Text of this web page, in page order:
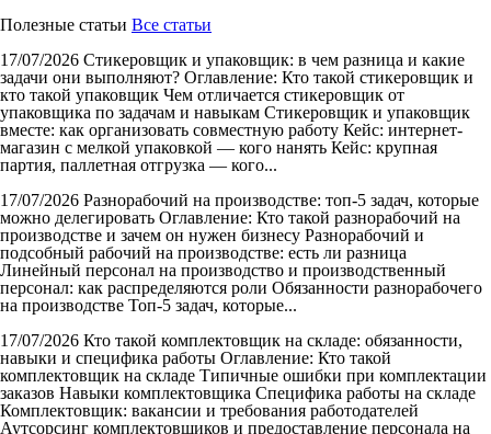
Полезные статьи Все статьи
17/07/2026 Стикеровщик и упаковщик: в чем разница и какие
задачи они выполняют? Оглавление: Кто такой стикеровщик и
кто такой упаковщик Чем отличается стикеровщик от
упаковщика по задачам и навыкам Стикеровщик и упаковщик
вместе: как организовать совместную работу Кейс: интернет-
магазин с мелкой упаковкой — кого нанять Кейс: крупная
партия, паллетная отгрузка — кого...
17/07/2026 Разнорабочий на производстве: топ-5 задач, которые
можно делегировать Оглавление: Кто такой разнорабочий на
производстве и зачем он нужен бизнесу Разнорабочий и
подсобный рабочий на производстве: есть ли разница
Линейный персонал на производство и производственный
персонал: как распределяются роли Обязанности разнорабочего
на производстве Топ-5 задач, которые...
17/07/2026 Кто такой комплектовщик на складе: обязанности,
навыки и специфика работы Оглавление: Кто такой
комплектовщик на складе Типичные ошибки при комплектации
заказов Навыки комплектовщика Специфика работы на складе
Комплектовщик: вакансии и требования работодателей
Аутсорсинг комплектовщиков и предоставление персонала на